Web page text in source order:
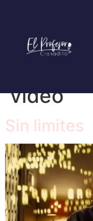
video
Sin limites